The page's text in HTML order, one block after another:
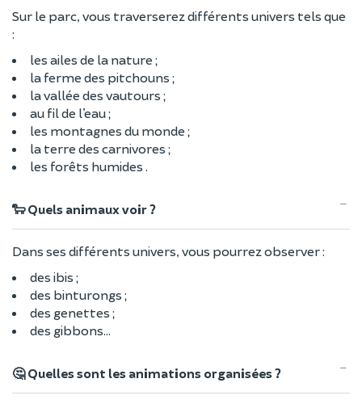
Sur le parc, vous traverserez différents univers tels que
:
les ailes de la nature ;
la ferme des pitchouns ;
la vallée des vautours ;
au fil de l’eau ;
les montagnes du monde ;
la terre des carnivores ;
les forêts humides .
🐑 Quels animaux voir ?
Dans ses différents univers, vous pourrez observer :
des ibis ;
des binturongs ;
des genettes ;
des gibbons...
🤔 Quelles sont les animations organisées ?